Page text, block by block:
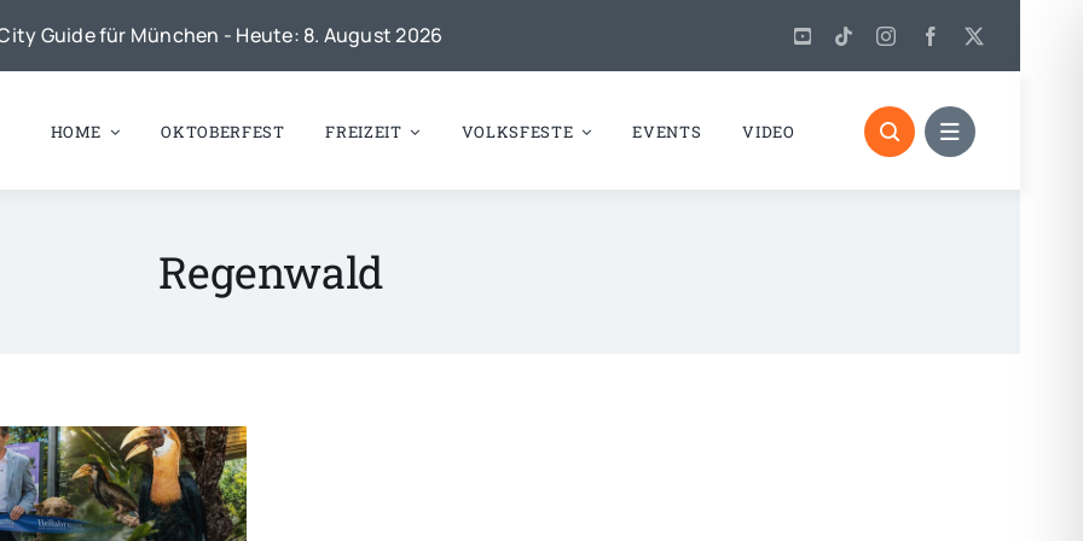
Guide für München - Heute: 8. August 2026
HOME OKTOBERFEST FREIZEIT VOLKSFESTE EVENTS VIDEO
Regenwald